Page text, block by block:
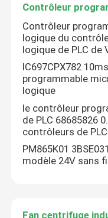
Contrôleur
Contrôleur
logique du
logique de PLC de
IC697CPX782
programmable
logique
le contrôleur
de PLC 68685826
contrôleurs de PLC
PM865K01
modèle 24V sans
Fan centrifuge